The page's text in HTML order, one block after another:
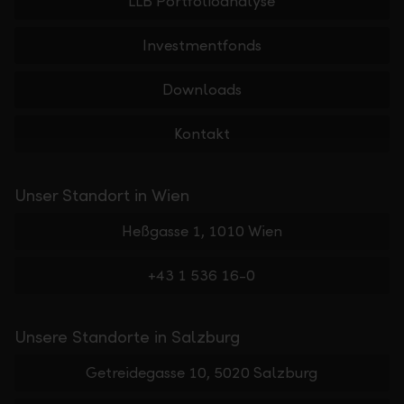
Investmentfonds
Downloads
Kontakt
Unser Standort in Wien
Heßgasse 1, 1010 Wien
+43 1 536 16-0
Unsere Standorte in Salzburg
Getreidegasse 10, 5020 Salzburg